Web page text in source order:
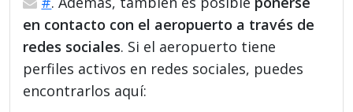
en contacto con el aeropuerto a través de
redes sociales. Si el aeropuerto tiene
perfiles activos en redes sociales, puedes
encontrarlos aquí: